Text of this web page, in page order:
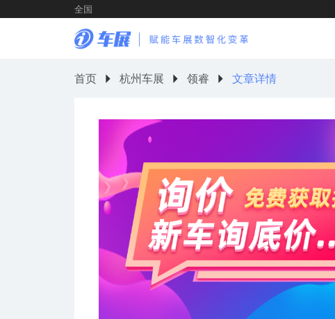
全国
首页 杭州车展 领睿 文章详情